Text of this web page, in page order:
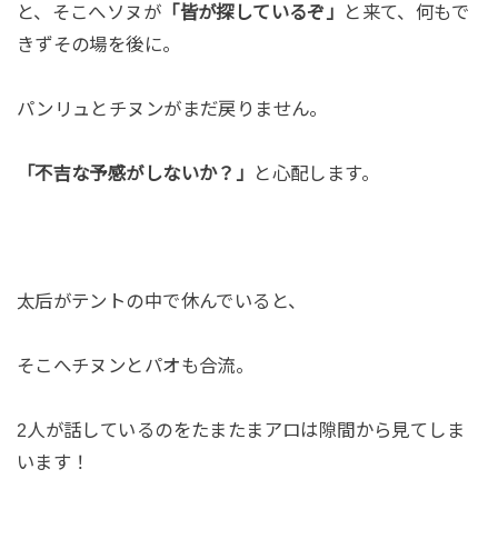
と、そこへソヌが 「皆が探しているぞ」
と来て、何もで
きずその場を後に。
パンリュとチヌンがまだ戻りません。
「不吉な予感がしないか？」 と心配します。
太后がテントの中で休んでいると、
そこへチヌンとパオも合流。
2人が話しているのをたまたまアロは隙間から見てしま
います！